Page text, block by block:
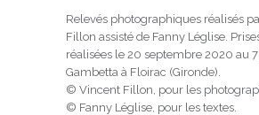
Relevés photographiques réalisés
Fillon assisté de Fanny Léglise.
réalisées le 20 septembre 2020 au
Gambetta à Floirac (Gironde).
© Vincent Fillon, pour les
© Fanny Léglise, pour les textes.